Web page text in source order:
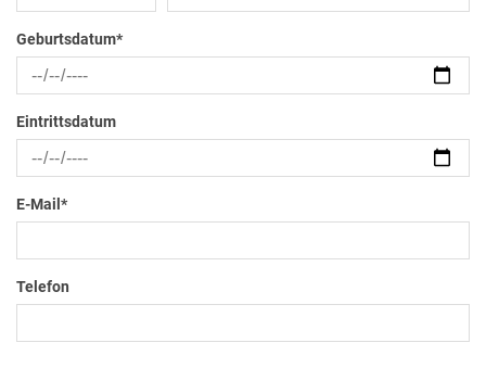
Geburtsdatum*
Eintrittsdatum
E-Mail *
Telefon